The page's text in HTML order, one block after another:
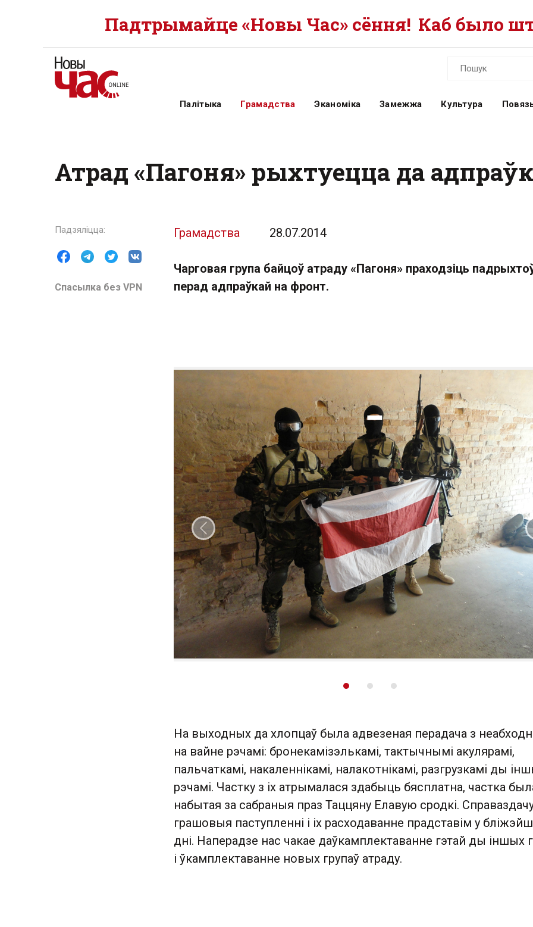
Падтрымайце «Новы Час» сёння! Каб было
Палітыка Грамадства Эканоміка Замежжа Культура
Атрад «Пагоня» рыхтуецца да
Спасылка без VPN
Грамадства 28.07.2014
Чарговая група байцоў атраду «Пагоня» праходзіць
перад адпраўкай на фронт.
Папярэдні слайд
На выходных да хлопцаў была адвезеная перадача з
на вайне рэчамі: бронекамізэлькамі, тактычнымі акулярамі,
пальчаткамі, накаленнікамі, налакотнікамі, разгрузкамі ды
рэчамі. Частку з іх атрымалася здабыць бясплатна, частка
набытая за сабраныя праз Таццяну Елавую сродкі.
грашовыя паступленні і іх расходаванне прадставім у
дні. Наперадзе нас чакае даўкамплектаванне гэтай ды іншых
і ўкамплектаванне новых групаў атраду.